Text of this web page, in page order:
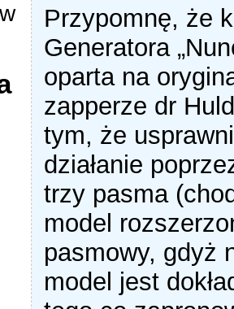
Przypomnę, że
Generatora
oparta na
zapperze dr
tym, że
działanie
trzy pasma
model
pasmowy, gdyż
model jest